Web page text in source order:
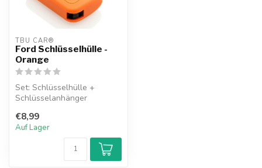
TBU CAR®
Ford Schlüsselhülle -
Orange
Set: Schlüsselhülle +
Schlüsselanhänger
€8,99
Auf Lager